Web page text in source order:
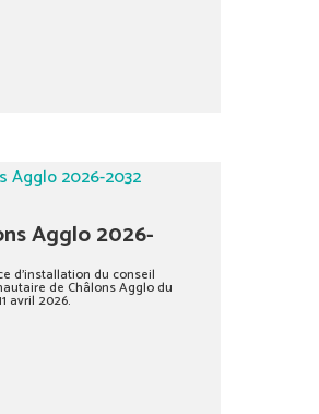
Agglo 2026-
d’installation du conseil
de Châlons Agglo du
avril 2026.